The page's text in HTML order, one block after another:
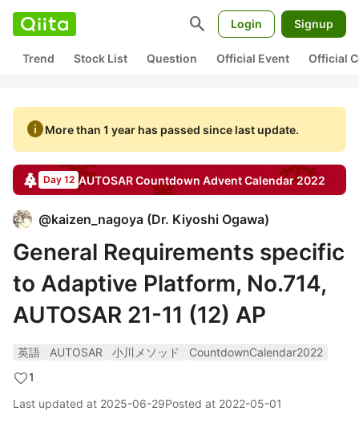
search Login Signup
Trend Stock List Question Official Event Official
infoMore than 1 year has passed since last update.
Day 12 AUTOSAR Countdown Advent Calendar 2022
@kaizen_nagoya (Dr. Kiyoshi Ogawa)
General Requirements specific
to Adaptive Platform, No.714,
AUTOSAR 21-11 (12) AP
英語 AUTOSAR 小川メソッド
CountdownCalendar2022
1
Last updated at 2025-06-29Posted at 2022-05-01